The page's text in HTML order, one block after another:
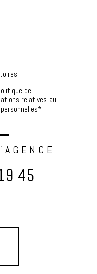
de
relatives au
45